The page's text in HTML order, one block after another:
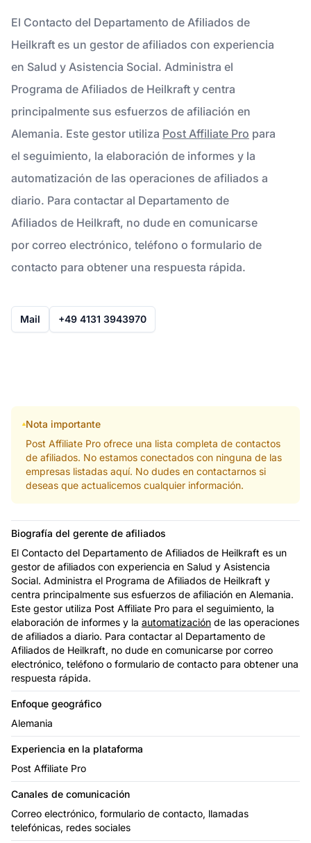
El Contacto del Departamento de Afiliados de
Heilkraft es un gestor de afiliados con experiencia
en Salud y Asistencia Social. Administra el
Programa de Afiliados de Heilkraft y centra
principalmente sus esfuerzos de afiliación en
Alemania. Este gestor utiliza Post Affiliate Pro para
el seguimiento, la elaboración de informes y la
automatización de las operaciones de afiliados a
diario. Para contactar al Departamento de
Afiliados de Heilkraft, no dude en comunicarse
por correo electrónico, teléfono o formulario de
contacto para obtener una respuesta rápida.
Mail +49 4131 3943970
Nota importante
Post Affiliate Pro ofrece una lista completa de contactos
de afiliados. No estamos conectados con ninguna de las
empresas listadas aquí. No dudes en contactarnos si
deseas que actualicemos cualquier información.
Biografía del gerente de afiliados
El Contacto del Departamento de Afiliados de Heilkraft es un
gestor de afiliados con experiencia en Salud y Asistencia
Social. Administra el Programa de Afiliados de Heilkraft y
centra principalmente sus esfuerzos de afiliación en Alemania.
Este gestor utiliza Post Affiliate Pro para el seguimiento, la
elaboración de informes y la automatización de las operaciones
de afiliados a diario. Para contactar al Departamento de
Afiliados de Heilkraft, no dude en comunicarse por correo
electrónico, teléfono o formulario de contacto para obtener una
respuesta rápida.
Enfoque geográfico
Alemania
Experiencia en la plataforma
Post Affiliate Pro
Canales de comunicación
Correo electrónico, formulario de contacto, llamadas
telefónicas, redes sociales